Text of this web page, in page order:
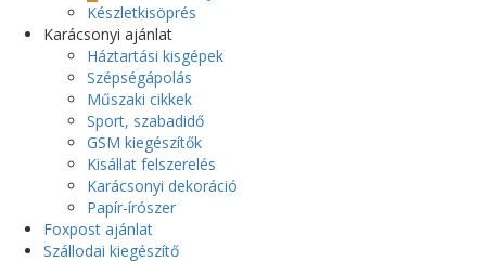
Készletkisöprés
Karácsonyi ajánlat
Háztartási kisgépek
Szépségápolás
Műszaki cikkek
Sport, szabadidő
GSM kiegészítők
Kisállat felszerelés
Karácsonyi dekoráció
Papír-írószer
Foxpost ajánlat
Szállodai kiegészítő